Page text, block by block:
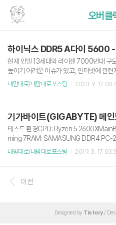
오버
현재 인텔 13세대와 라이젠 7000번대 구
높이기 어려운 이슈가 있고, 인터넷에 관
재 시스템 구성 Gigabyte X670E Aorus
면 성능 소폭 하락한다는 얘기가 있음) 램
36-40-40-80 / 나머지..
내맘대로/내맘대로포스팅 2023. 9. 17.
테스트 환경CPU: Ryzen 5
ming 7RAM: SAMASUNG DDR4 PC-
한 테스트를 해봄.AMD CPU 에서 제공되
고 전압도 쎄게 줘서 효율이 좋지 않고,
보다는 PBO 를 사용하는게 훨씬 좋다고
내맘대로/내맘대로포스팅 2019. 3. 17.
이전
Designed by Tistory/